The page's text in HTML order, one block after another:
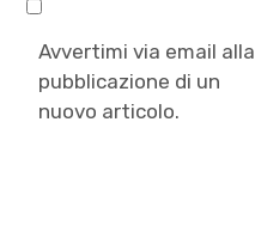
Avvertimi via email alla
pubblicazione di un
nuovo articolo.